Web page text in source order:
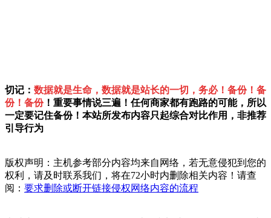
切记： 数据就是生命，数据就是站长的一切，务必！备份！备
份！备份！重要事情说三遍！任何商家都有跑路的可能，所以
一定要记住备份！本站所发布内容只起综合对比作用，非推荐
引导行为
版权声明：主机参考部分内容均来自网络，若无意侵犯到您的
权利，请及时联系我们，将在72小时内删除相关内容！请查
阅： 要求删除或断开链接侵权网络内容的流程